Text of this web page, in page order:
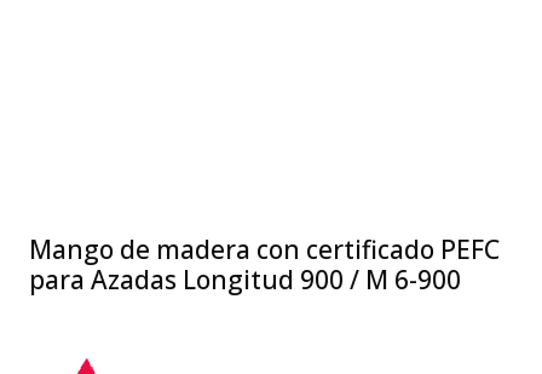
Mango de madera con certificado PEFC
para Azadas Longitud 900 / M 6-900